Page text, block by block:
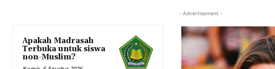
Apakah Madrasah
Terbuka untuk siswa
non-Muslim?
- Advertisement -